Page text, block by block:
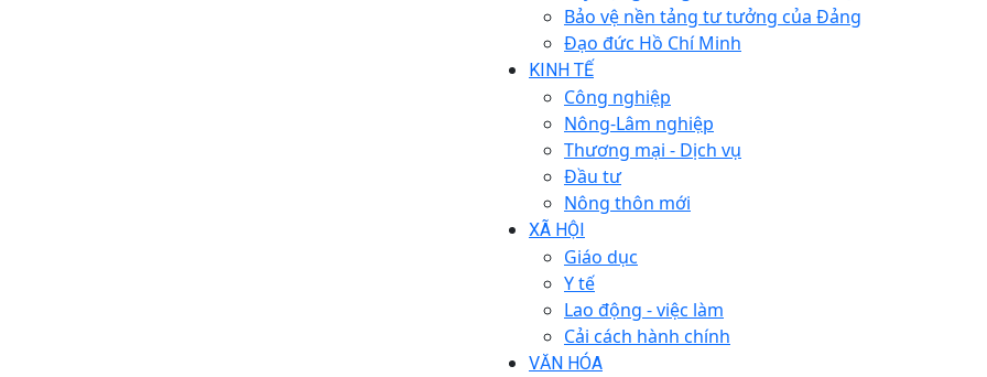
Bảo vệ nền tảng tư tưởng của Đảng
Đạo đức Hồ Chí Minh
KINH TẾ
Công nghiệp
Nông-Lâm nghiệp
Thương mại - Dịch vụ
Đầu tư
Nông thôn mới
XÃ HỘI
Giáo dục
Y tế
Lao động - việc làm
Cải cách hành chính
VĂN HÓA